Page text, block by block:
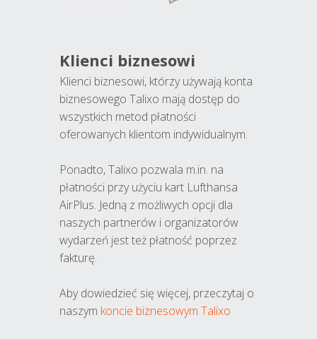
Klienci biznesowi
Klienci biznesowi, którzy używają konta
biznesowego Talixo mają dostęp do
wszystkich metod płatności
oferowanych klientom indywidualnym.
Ponadto, Talixo pozwala m.in. na
płatności przy użyciu kart Lufthansa
AirPlus. Jedną z możliwych opcji dla
naszych partnerów i organizatorów
wydarzeń jest też płatność poprzez
fakturę.
Aby dowiedzieć się więcej, przeczytaj o
naszym koncie biznesowym Talixo